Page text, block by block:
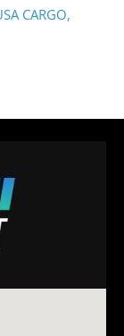
CARGO,